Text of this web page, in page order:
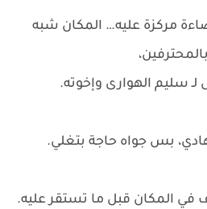
مركزة عليه… المكان شبه
سليم الهوارى وإخوته.
بس جواه حاجة بتغلي.
في المكان قبل ما تستقر عليه.